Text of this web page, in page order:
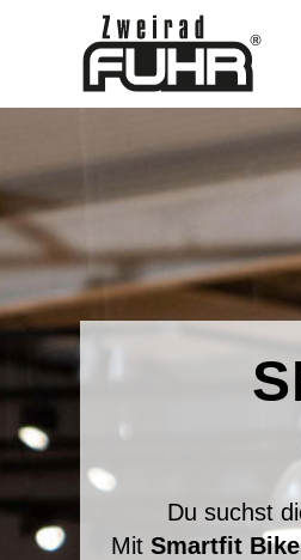
Du suchst
Mit Smartfit